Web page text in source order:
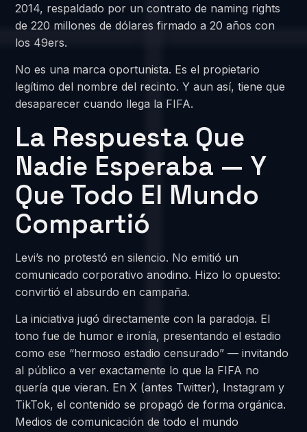
2014, respaldado por un contrato de naming rights
de 220 millones de dólares firmado a 20 años con
los 49ers.
No es una marca oportunista. Es el propietario
legítimo del nombre del recinto. Y aun así, tiene que
desaparecer cuando llega la FIFA.
La Respuesta Que
Nadie Esperaba — Y
Que Todo El Mundo
Compartió
Levi’s no protestó en silencio. No emitió un
comunicado corporativo anodino. Hizo lo opuesto:
convirtió el absurdo en campaña.
La iniciativa jugó directamente con la paradoja. El
tono fue de humor e ironía, presentando el estadio
como ese “hermoso estadio censurado” — invitando
al público a ver exactamente lo que la FIFA no
quería que vieran. En X (antes Twitter), Instagram y
TikTok, el contenido se propagó de forma orgánica.
Medios de comunicación de todo el mundo